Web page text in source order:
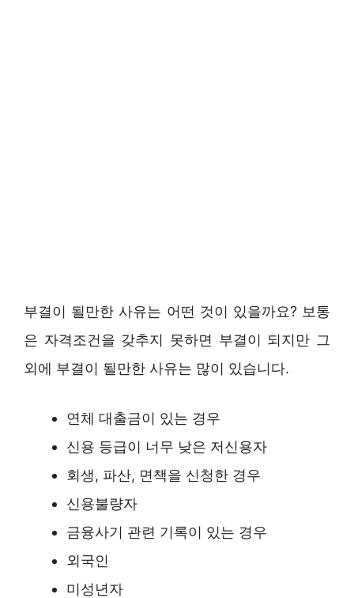
부결이 될만한 사유는 어떤 것이 있을까요? 보통
은 자격조건을 갖추지 못하면 부결이 되지만 그
외에 부결이 될만한 사유는 많이 있습니다.
연체 대출금이 있는 경우
신용 등급이 너무 낮은 저신용자
회생, 파산, 면책을 신청한 경우
신용불량자
금융사기 관련 기록이 있는 경우
외국인
미성년자